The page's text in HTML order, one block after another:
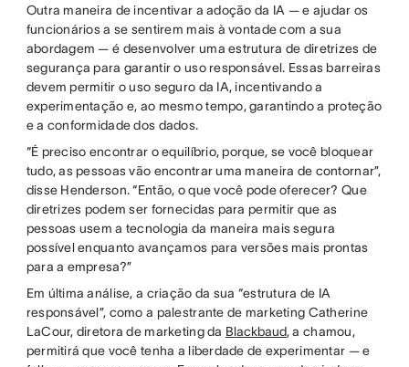
Outra maneira de incentivar a adoção da IA — e ajudar os
funcionários a se sentirem mais à vontade com a sua
abordagem — é desenvolver uma estrutura de diretrizes de
segurança para garantir o uso responsável. Essas barreiras
devem permitir o uso seguro da IA, incentivando a
experimentação e, ao mesmo tempo, garantindo a proteção
e a conformidade dos dados.
“É preciso encontrar o equilíbrio, porque, se você bloquear
tudo, as pessoas vão encontrar uma maneira de contornar”,
disse Henderson. “Então, o que você pode oferecer? Que
diretrizes podem ser fornecidas para permitir que as
pessoas usem a tecnologia da maneira mais segura
possível enquanto avançamos para versões mais prontas
para a empresa?”
Em última análise, a criação da sua “estrutura de IA
responsável”, como a palestrante de marketing Catherine
LaCour, diretora de marketing da Blackbaud, a chamou,
permitirá que você tenha a liberdade de experimentar — e